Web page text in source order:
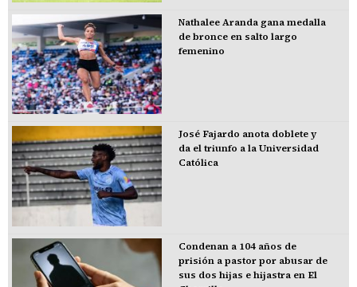
Nathalee Aranda gana medalla
de bronce en salto largo
femenino
José Fajardo anota doblete y
da el triunfo a la Universidad
Católica
Condenan a 104 años de
prisión a pastor por abusar de
sus dos hijas e hijastra en El